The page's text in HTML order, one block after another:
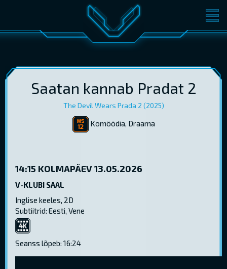
FILMID PILETID
KONVERENTS V-KLUBI
KINKEKAARDID
Saatan kannab Pradat 2
The Devil Wears Prada 2 (2025)
Komöödia, Draama
14:15 KOLMAPÄEV 13.05.2026
V-KLUBI SAAL
Inglise keeles, 2D
Subtiitrid: Eesti, Vene
4K
Seanss lõpeb: 16:24